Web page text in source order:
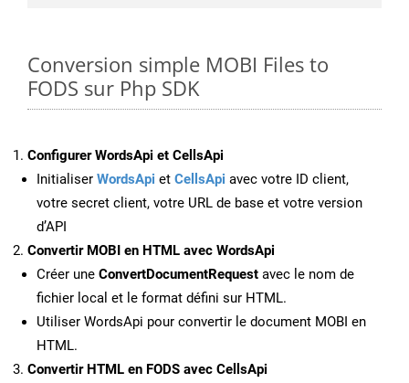
Conversion simple MOBI Files to
FODS sur Php SDK
Configurer WordsApi et CellsApi
Initialiser WordsApi et CellsApi avec votre ID client,
votre secret client, votre URL de base et votre version
d’API
Convertir MOBI en HTML avec WordsApi
Créer une ConvertDocumentRequest avec le nom de
fichier local et le format défini sur HTML.
Utiliser WordsApi pour convertir le document MOBI en
HTML.
Convertir HTML en FODS avec CellsApi